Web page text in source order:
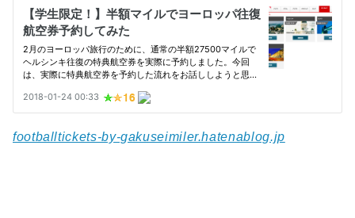
footballtickets-by-gakuseimiler.hatenablog.jp